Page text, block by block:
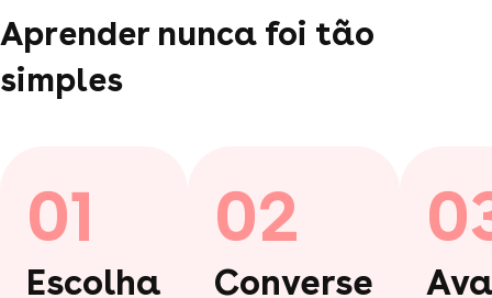
Aprender nunca foi tão
simples
01
Escolha
02
Converse